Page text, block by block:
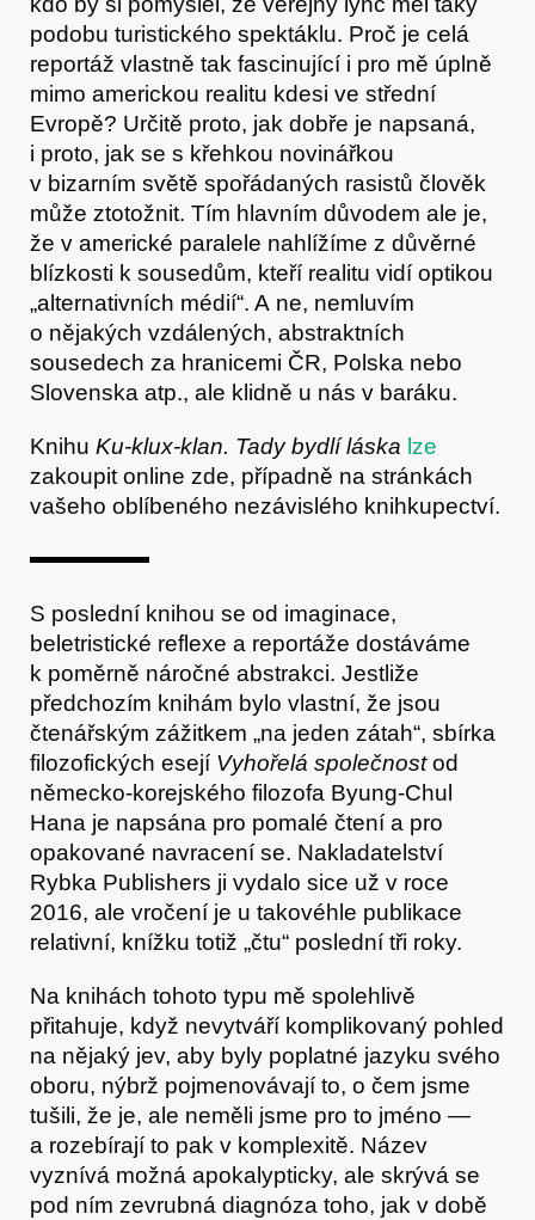
Kontakt
podobu turistického spektáklu. Proč je celá
reportáž vlastně tak fascinující i pro mě úplně
mimo americkou realitu kdesi ve střední
Evropě? Určitě proto, jak dobře je napsaná,
i proto, jak se s křehkou novinářkou
v bizarním světě spořádaných rasistů člověk
může ztotožnit. Tím hlavním důvodem ale je,
že v americké paralele nahlížíme z důvěrné
blízkosti k sousedům, kteří realitu vidí optikou
„alternativních médií“. A ne, nemluvím
o nějakých vzdálených, abstraktních
sousedech za hranicemi ČR, Polska nebo
Slovenska atp., ale klidně u nás v baráku.
Knihu Ku-klux-klan. Tady bydlí láska lze
zakoupit online zde, případně na stránkách
vašeho oblíbeného nezávislého knihkupectví.
S poslední knihou se od imaginace,
beletristické reflexe a reportáže dostáváme
k poměrně náročné abstrakci. Jestliže
předchozím knihám bylo vlastní, že jsou
čtenářským zážitkem „na jeden zátah“, sbírka
filozofických esejí Vyhořelá společnostod
německo-korejského filozofa Byung-Chul
Hana je napsána pro pomalé čtení a pro
opakované navracení se. Nakladatelství
Rybka Publishers ji vydalo sice už v roce
2016, ale vročení je u takovéhle publikace
relativní, knížku totiž „čtu“ poslední tři roky.
Na knihách tohoto typu mě spolehlivě
přitahuje, když nevytváří komplikovaný pohled
na nějaký jev, aby byly poplatné jazyku svého
oboru, nýbrž pojmenovávají to, o čem jsme
tušili, že je, ale neměli jsme pro to jméno —
a rozebírají to pak v komplexitě. Název
vyznívá možná apokalypticky, ale skrývá se
pod ním zevrubná diagnóza toho, jak v době